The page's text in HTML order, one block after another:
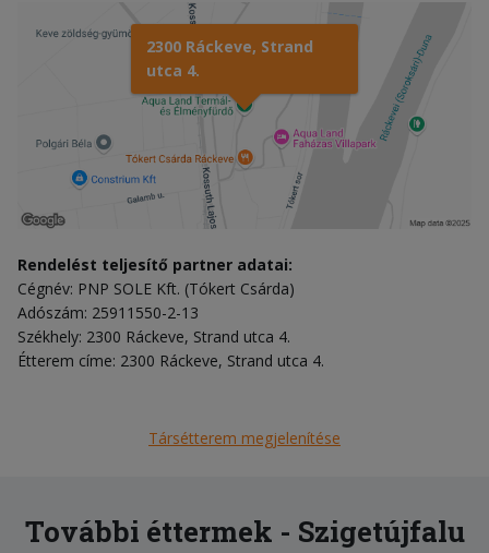
2300 Ráckeve, Strand
utca 4.
Rendelést teljesítő partner adatai:
Cégnév: PNP SOLE Kft. (Tókert Csárda)
Adószám: 25911550-2-13
Székhely: 2300 Ráckeve, Strand utca 4.
Étterem címe: 2300 Ráckeve, Strand utca 4.
Társétterem megjelenítése
További éttermek - Szigetújfalu